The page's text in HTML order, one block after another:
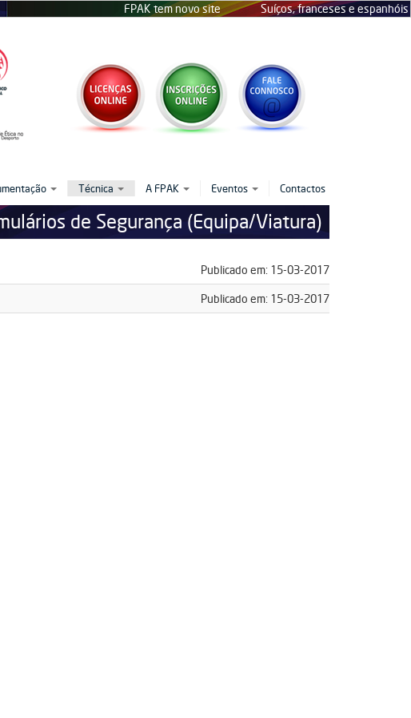
FPAK tem novo site Suíços, franceses e espanhóis no
Técnica A FPAK Eventos Contactos
de Segurança (Equipa/Viatura)
Publicado em: 15-03-2017
Publicado em: 15-03-2017